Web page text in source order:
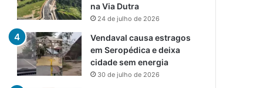
na Via Dutra
24 de julho de 2026
Vendaval causa estragos
em Seropédica e deixa
cidade sem energia
30 de julho de 2026